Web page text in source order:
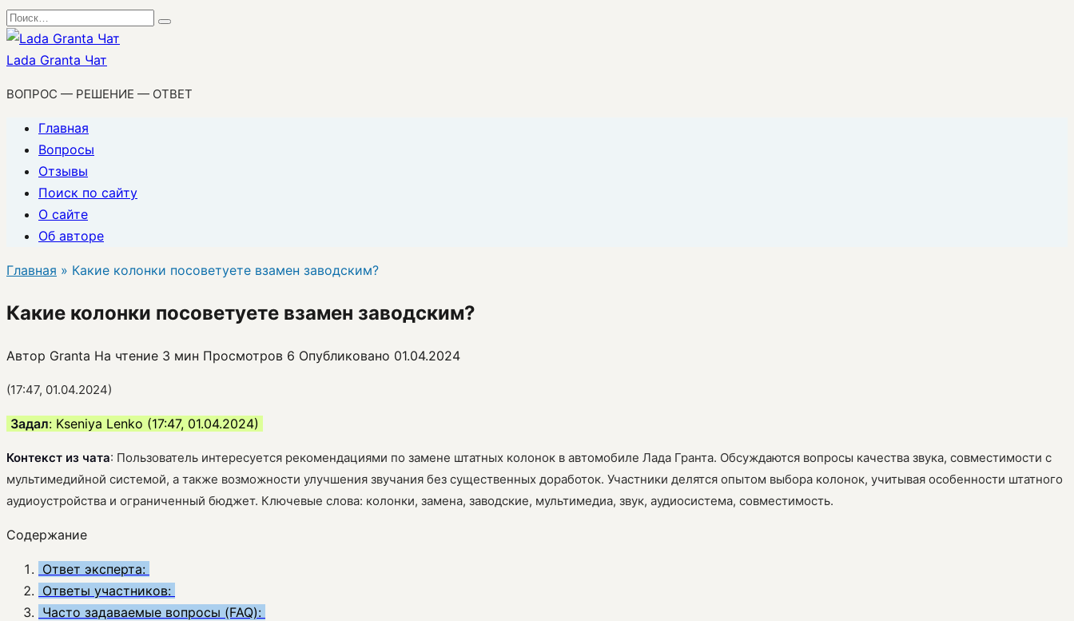
Перейти
к
содержанию
Search
for:
Lada Granta Чат
ВОПРОС — РЕШЕНИЕ — ОТВЕТ
Главная
Вопросы
Отзывы
Поиск по сайту
О сайте
Об авторе
Главная » Какие колонки посоветуете взамен заводским?
Какие колонки посоветуете взамен заводским?
Автор Granta На чтение 3 мин Просмотров 6 Опубликовано 01.04.2024
(17:47, 01.04.2024)
Задал: Kseniya Lenko (17:47, 01.04.2024)
Контекст из чата: Пользователь интересуется рекомендациями по замене штатных колонок в автомобиле Лада Гранта. Обсуждаются вопросы качества звука, совместимости с
мультимедийной системой, а также возможности улучшения звучания без существенных доработок. Участники делятся опытом выбора колонок, учитывая особенности штатного
аудиоустройства и ограниченный бюджет. Ключевые слова: колонки, замена, заводские, мультимедиа, звук, аудиосистема, совместимость.
Содержание
Ответ эксперта:
Ответы участников:
Часто задаваемые вопросы (FAQ):